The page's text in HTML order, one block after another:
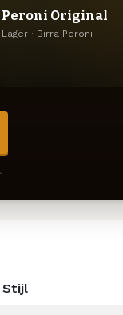
Peroni Original
Lager · Birra Peroni
Stijl